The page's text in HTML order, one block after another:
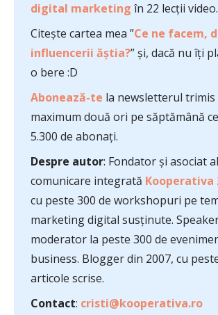
digital marketing în 22 lecții video.
Citește cartea mea ”Ce ne facem,
influencerii ăștia?” și, dacă nu îți
o bere :D
Abonează-te la newsletterul trimis
maximum două ori pe săptămână
5.300 de abonați.
Despre autor: Fondator și asociat
comunicare integrată Kooperativa
cu peste 300 de workshopuri pe
marketing digital susținute.
moderator la peste 300 de
business. Blogger din 2007, cu
articole scrise.
Contact: cristi@kooperativa.ro